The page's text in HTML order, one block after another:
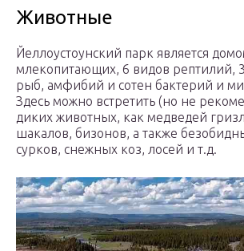
Животные
Йеллоустоунский парк является
млекопитающих, 6 видов рептилий,
рыб, амфибий и сотен бактерий и
Здесь можно встретить (но не
диких животных, как медведей
шакалов, бизонов, а также
сурков, снежных коз, лосей и т.д.